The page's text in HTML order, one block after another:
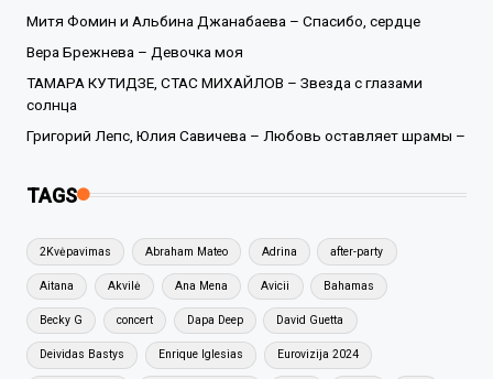
Митя Фомин и Альбина Джанабаева – Спасибо, сердце
Вера Брежнева – Девочка моя
ТАМАРА КУТИДЗЕ, СТАС МИХАЙЛОВ – Звезда с глазами
солнца
Григорий Лепс, Юлия Савичева – Любовь оставляет шрамы –
TAGS
2Kvėpavimas Abraham Mateo Adrina after-party
Aitana Akvilė Ana Mena Avicii Bahamas
Becky G concert Dapa Deep David Guetta
Deividas Bastys Enrique Iglesias Eurovizija 2024